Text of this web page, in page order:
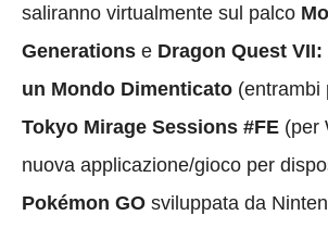
saliranno virtualmente sul palco
Generations e Dragon Quest
un Mondo Dimenticato (entrambi
Tokyo Mirage Sessions #FE (per
nuova applicazione/gioco per
Pokémon GO sviluppata da